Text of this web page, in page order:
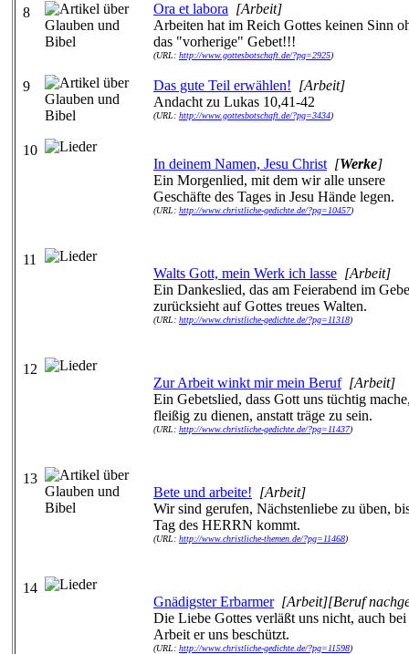
8 Ora et labora [Arbeit]
Arbeiten hat im Reich Gottes keinen Sinn
das "vorherige" Gebet!!!
(URL: http://www.gottesbotschaft.de/?pg=2925)
9 Das gute Teil erwählen! [Arbeit]
Andacht zu Lukas 10,41-42
(URL: http://www.gottesbotschaft.de/?pg=3434)
10
In deinem Namen, Jesu Christ [Werke]
Ein Morgenlied, mit dem wir alle unsere
Geschäfte des Tages in Jesu Hände legen.
(URL: http://www.christliche-gedichte.de/?pg=10457)
11
Walts Gott, mein Werk ich lasse [Arbeit]
Ein Dankeslied, das am Feierabend im
zurücksieht auf Gottes treues Walten.
(URL: http://www.christliche-gedichte.de/?pg=11318)
12
Zur Arbeit winkt mir mein Beruf [Arbeit]
Ein Gebetslied, dass Gott uns tüchtig
fleißig zu dienen, anstatt träge zu sein.
(URL: http://www.christliche-gedichte.de/?pg=11437)
13
Bete und arbeite! [Arbeit]
Wir sind gerufen, Nächstenliebe zu üben,
Tag des HERRN kommt.
(URL: http://www.christliche-themen.de/?pg=11468)
14
Gnädigster Erbarmer [Arbeit][Beruf
Die Liebe Gottes verläßt uns nicht, auch bei
Arbeit er uns beschützt.
(URL: http://www.christliche-gedichte.de/?pg=11598)